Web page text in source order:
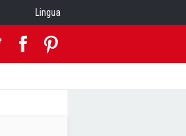
Lingua